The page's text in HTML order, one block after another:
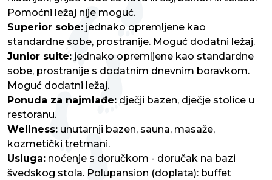
Pomoćni ležaj nije moguć.
Superior sobe: jednako opremljene kao
standardne sobe, prostranije. Moguć dodatni ležaj.
Junior suite: jednako opremljene kao standardne
sobe, prostranije s dodatnim dnevnim boravkom.
Moguć dodatni ležaj.
Ponuda za najmlađe: dječji bazen, dječje stolice u
restoranu.
Wellness: unutarnji bazen, sauna, masaže,
kozmetički tretmani.
Usluga: noćenje s doručkom - doručak na bazi
švedskog stola. Polupansion (doplata): buffet